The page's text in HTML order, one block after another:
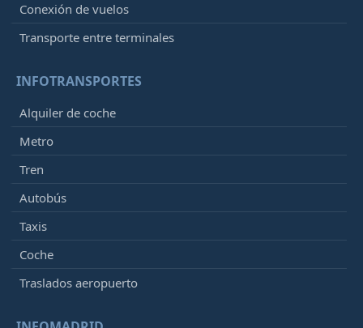
Conexión de vuelos
Transporte entre terminales
INFOTRANSPORTES
Alquiler de coche
Metro
Tren
Autobús
Taxis
Coche
Traslados aeropuerto